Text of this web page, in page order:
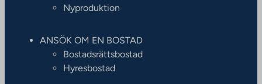
Nyproduktion
ANSÖK OM EN BOSTAD
Bostadsrättsbostad
Hyresbostad